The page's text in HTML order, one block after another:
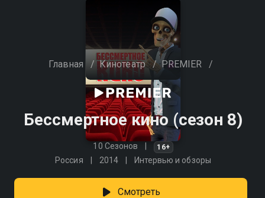
Главная / Кинотеатр / PREMIER /
Бессмертное кино (сезон 8)
10 Сезонов 16+
Россия 2014 Интервью и обзоры
Смотреть